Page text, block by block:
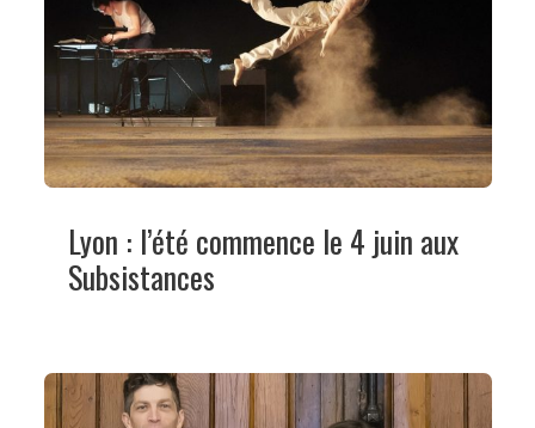
Lyon : l’été commence le 4 juin aux
Subsistances